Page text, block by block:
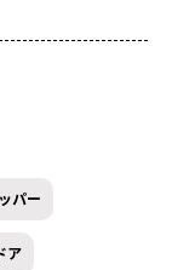
パー
ア